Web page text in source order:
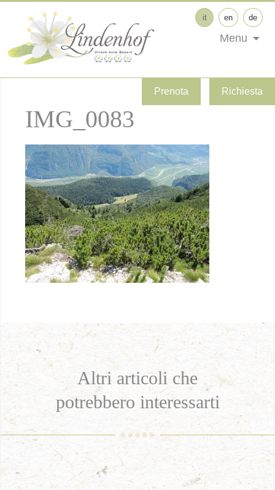
Prenota Richiesta
it en de
Menu
IMG_0083
Altri articoli che
potrebbero interessarti